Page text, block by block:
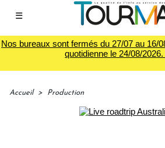
☰
Nos bureaux sont fermés du 27/07 au 16/
quotidienne le 24/08/
Accueil > Production